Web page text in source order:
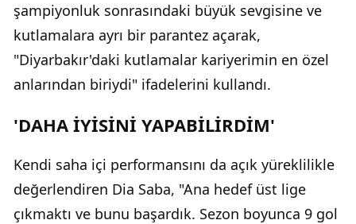
şampiyonluk sonrasındaki büyük sevgisine ve
kutlamalara ayrı bir parantez açarak,
"Diyarbakır'daki kutlamalar kariyerimin en özel
anlarından biriydi" ifadelerini kullandı.
'DAHA İYİSİNİ YAPABİLİRDİM'
Kendi saha içi performansını da açık yüreklilikle
değerlendiren Dia Saba, "Ana hedef üst lige
çıkmaktı ve bunu başardık. Sezon boyunca 9 gol